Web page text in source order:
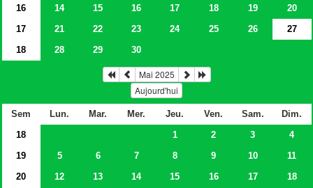
16
14 15 16 17 18 19
20
17
21 22 23 24 25 26
27
18
28 29 30
Mai 2025
Aujourd'hui
Sem Lun. Mar. Mer. Jeu. Ven. Sam.
Dim.
18
1 2 3
4
19
5 6 7 8 9 10
11
20
12 13 14 15 16 17
18